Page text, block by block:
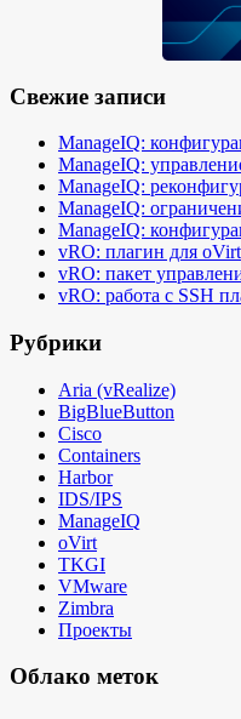
Свежие записи
ManageIQ:
ManageIQ:
ManageIQ:
ManageIQ:
ManageIQ:
vRO: плагин для oVirt
vRO: пакет
vRO: работа с SSH
Рубрики
Aria (vRealize)
BigBlueButton
Cisco
Containers
Harbor
IDS/IPS
ManageIQ
oVirt
TKGI
VMware
Zimbra
Проекты
Облако меток